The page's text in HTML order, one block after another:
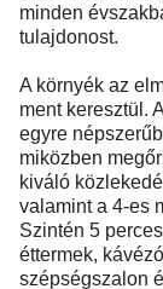
minden
tulajdonost.
A környék az
ment keresztül.
egyre
miközben
kiváló
valamint a 4-es
Szintén 5
éttermek,
szépségszalon